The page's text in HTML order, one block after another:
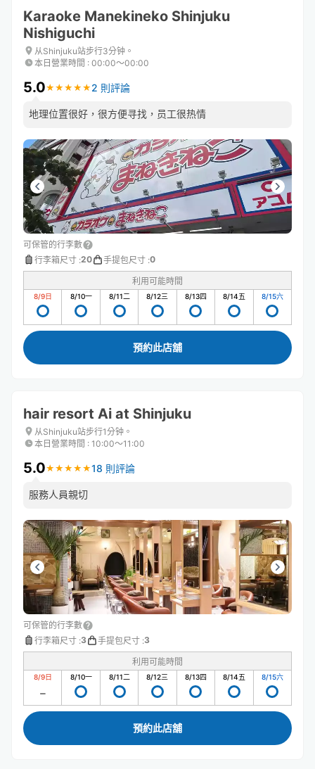
Karaoke Manekineko Shinjuku
Nishiguchi
从Shinjuku站步行3分钟。
本日營業時間 : 00:00〜00:00
5.0★ ★ ★ ★ ★
★ ★ ★ ★ ★ 2 則評論
地理位置很好，很方便寻找，员工很热情
可保管的行李數
行李箱尺寸 :20 手提包尺寸 :0
利用可能時間
8/9日 8/10一 8/11二 8/12三 8/13四 8/14五 8/15六
預約此店舖
hair resort Ai at Shinjuku
从Shinjuku站步行1分钟。
本日營業時間 : 10:00〜11:00
5.0★ ★ ★ ★ ★
★ ★ ★ ★ ★18 則評論
服務人員親切
可保管的行李數
行李箱尺寸 :3 手提包尺寸 :3
利用可能時間
8/9日 8/10一 8/11二 8/12三 8/13四 8/14五 8/15六
預約此店舖